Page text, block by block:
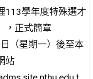
113學年度特殊選才
，正式簡章
（星期一）後至本
站